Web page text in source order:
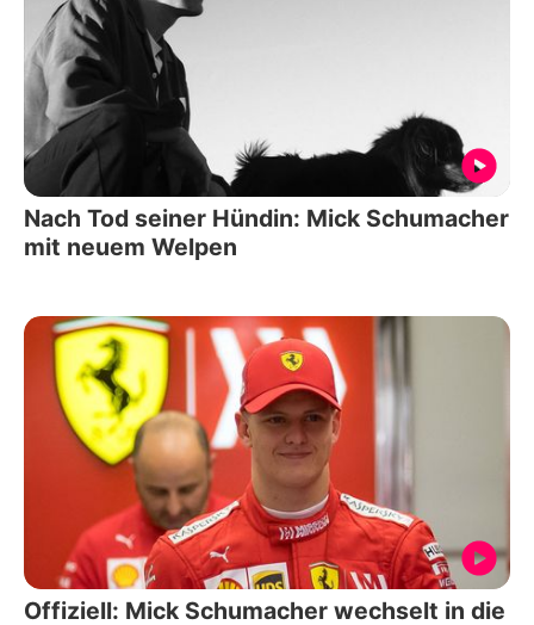
Nach Tod seiner Hündin: Mick Schumacher
mit neuem Welpen
Offiziell: Mick Schumacher wechselt in die